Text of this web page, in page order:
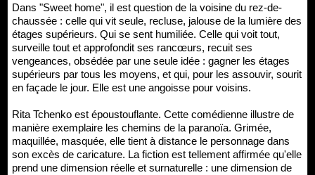
Dans "Sweet home", il est question de la voisine du rez-de-
chaussée : celle qui vit seule, recluse, jalouse de la lumière des
étages supérieurs. Qui se sent humiliée. Celle qui voit tout,
surveille tout et approfondit ses rancœurs, recuit ses
vengeances, obsédée par une seule idée : gagner les étages
supérieurs par tous les moyens, et qui, pour les assouvir, sourit
en façade le jour. Elle est une angoisse pour voisins.
Rita Tchenko est époustouflante. Cette comédienne illustre de
manière exemplaire les chemins de la paranoïa. Grimée,
maquillée, masquée, elle tient à distance le personnage dans
son excès de caricature. La fiction est tellement affirmée qu'elle
prend une dimension réelle et surnaturelle : une dimension de